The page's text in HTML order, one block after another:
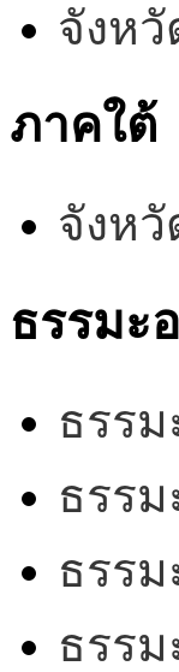
จังห
ภาคใต้
จังหวั
ธรรมะ
ธรร
ธรร
ธรร
ธรร